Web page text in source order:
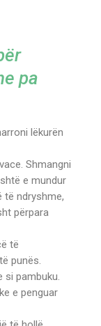
pa
lëkurën
Shmangni
e mundur
të ndryshme,
përpara
të
punës.
si pambuku.
e penguar